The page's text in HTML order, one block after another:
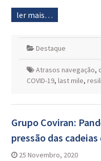
ler mais…
Destaque
Atrasos navegação,
COVID-19, last mile,
Grupo Coviran:
pressão das
25 Novembro, 2020